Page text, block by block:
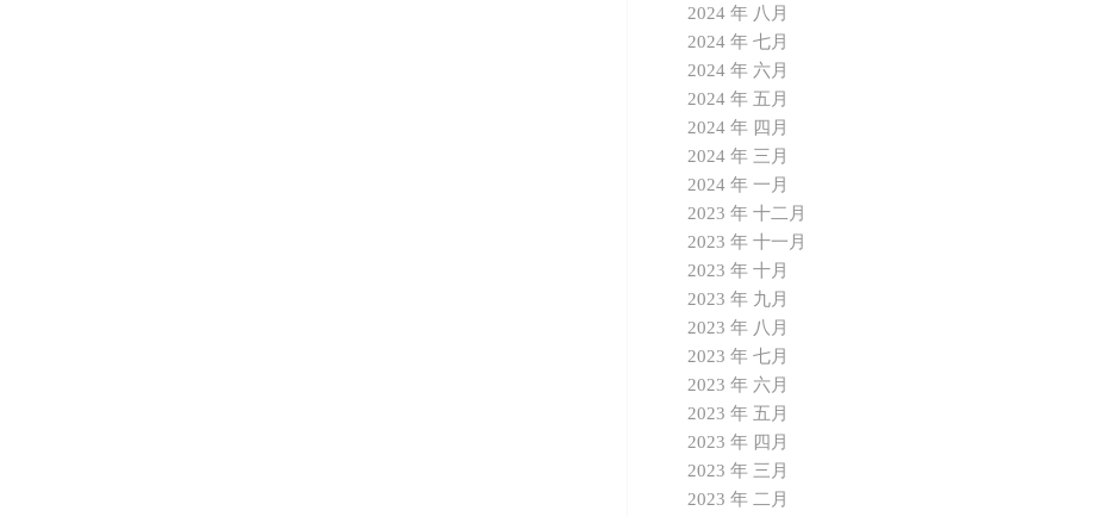
2024 年 八月
2024 年 七月
2024 年 六月
2024 年 五月
2024 年 四月
2024 年 三月
2024 年 一月
2023 年 十二月
2023 年 十一月
2023 年 十月
2023 年 九月
2023 年 八月
2023 年 七月
2023 年 六月
2023 年 五月
2023 年 四月
2023 年 三月
2023 年 二月